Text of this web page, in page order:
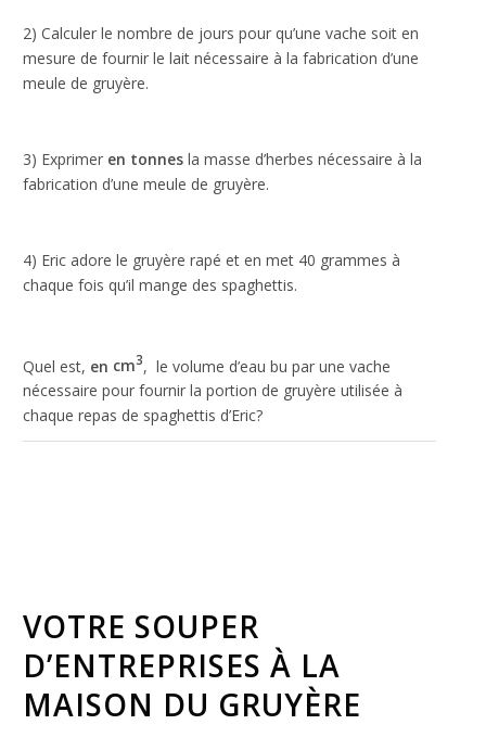
2) Calculer le nombre de jours pour qu’une vache soit en
mesure de fournir le lait nécessaire à la fabrication d’une
meule de gruyère.
3) Exprimer en tonnes la masse d’herbes nécessaire à la
fabrication d’une meule de gruyère.
4) Eric adore le gruyère rapé et en met 40 grammes à
chaque fois qu’il mange des spaghettis.
Quel est, en cm3, le volume d’eau bu par une vache
nécessaire pour fournir la portion de gruyère utilisée à
chaque repas de spaghettis d’Eric?
VOTRE SOUPER
D’ENTREPRISES À LA
MAISON DU GRUYÈRE